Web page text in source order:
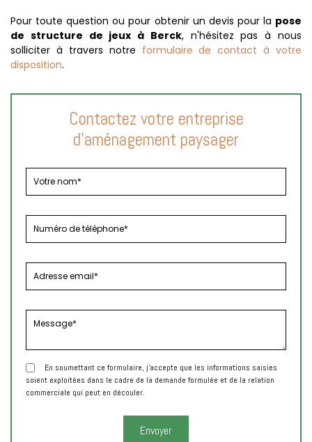
Pour toute question ou pour obtenir un devis pour la pose
de structure de jeux à Berck, n'hésitez pas à nous
solliciter à travers notre formulaire de contact à votre
disposition.
Contactez votre entreprise
d'aménagement paysager
En soumettant ce formulaire, j'accepte que les informations saisies
soient exploitées dans le cadre de la demande formulée et de la relation
commerciale qui peut en découler.